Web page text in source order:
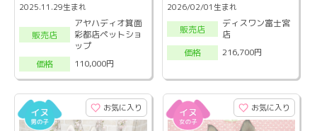
2025.11.29生まれ
販売店
アヤハディオ箕面
彩都店ペットショ
ップ
価格
110,000円
2026/02/01生まれ
販売店
ディスワン富士宮
店
価格
216,700円
お気に入り お気に入り